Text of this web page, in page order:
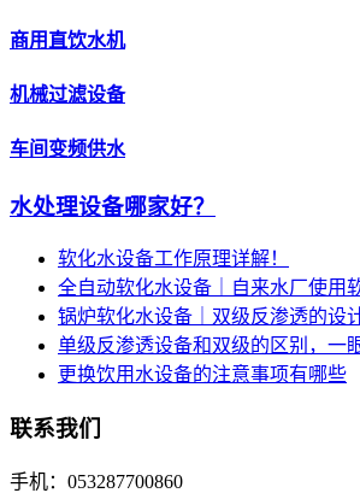
商用直饮水机
机械过滤设备
车间变频供水
水处理设备哪家好？
软化水设备工作原理详解！
全自动软化水设备｜自来水厂使用
锅炉软化水设备｜双级反渗透的设
单级反渗透设备和双级的区别，一
更换饮用水设备的注意事项有哪些
联系我们
手机：053287700860